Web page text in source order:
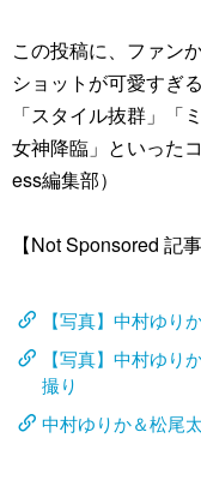
この投稿に、ファン
ショットが可愛すぎ
「スタイル抜群」「
女神降臨」といった
ess編集部）
【Not Sponsored 記事
【写真】中村ゆり
【写真】中村ゆり
撮り
中村ゆりか＆松尾